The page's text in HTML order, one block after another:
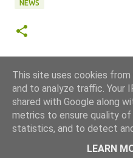
NEWS
This site uses cookies
and to analyze traffic. Your
shared with Google along
metrics to ensure quality of
statistics, and to detect
LEARN